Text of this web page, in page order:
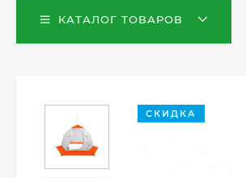
КАТАЛОГ ТОВАРОВ
СКИДКА